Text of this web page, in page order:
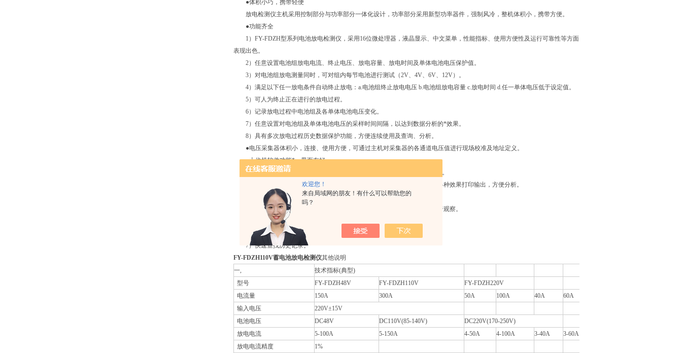
欢迎您！
来自局域网的朋友！有什么可以帮助您的
吗？
●体积小巧，携带轻便
放电检测仪主机采用控制部分与功率部分一体化设计，功率部分采用新型功率器件，强制风冷，整机体积小，携带方便。
●功能齐全
1）FY-FDZH型系列电池放电检测仪，采用16位微处理器，液晶显示、中文菜单，性能指标、使用方便性及运行可靠性等方面
表现出色。
2）任意设置电池组放电电流、终止电压、放电容量、放电时间及单体电池电压保护值。
3）对电池组放电测量同时，可对组内每节电池进行测试（2V、4V、6V、12V）。
4）满足以下任一放电条件自动终止放电：a.电池组终止放电电压 b.电池组放电容量 c.放电时间 d.任一单体电压低于设定值。
5）可人为终止正在进行的放电过程。
6）记录放电过程中电池组及各单体电池电压变化。
7）任意设置对电池组及单体电池电压的采样时间间隔，以达到数据分析的*效果。
8）具有多次放电过程历史数据保护功能，方便连续使用及查询、分析。
●电压采集器体积小，连接、使用方便，可通过主机对采集器的各通道电压值进行现场校准及地址定义。
●上位机软件功能*，界面友好
1）放电仪与上位机通过RS—232串口进行通讯，并记录放电过程各种参数。
2）将采集的数据以柱图、报表、曲线的方式在屏幕上直观显示，并可将各种效果打印输出，方便分析。
3）可连续进行放大、缩小，以便于观察。
4）可对电压的报警上、下限进行调节，并可改变显示的时间间隔，以便于观察。
5）对历史记录进行比较，以便于对电池进行维护。
6）多窗口观察数据、管理多次放电数据。
7）快速查找历史记录。
FY-FDZH110V蓄电池放电检测仪其他说明
一,
技术指标(典型)
型号
FY-FDZH48V FY-FDZH110V
FY-FDZH220V
电流量
150A 300A 50A 100A 40A
60A
输入电压
220V±15V
电池电压
DC48V DC110V(85-140V)
DC220V(170-250V)
放电电流
5-100A 5-150A 4-50A 4-100A 3-40A
3-60A
放电电流精度
1%